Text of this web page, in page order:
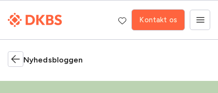
Kontakt os
Nyhedsbloggen